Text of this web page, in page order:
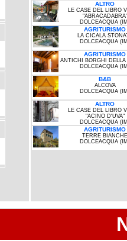
ALTRO
LE CASE DEL LIBRO
"ABRACADABRA"
DOLCEACQUA
AGRITURISMO
LA CICALA
DOLCEACQUA
AGRITURISMO
ANTICHI BORGHI DELLA
DOLCEACQUA
B&B
ALCOVA
DOLCEACQUA
ALTRO
LE CASE DEL LIBRO
"ACINO D'UVA"
DOLCEACQUA
AGRITURISMO
TERRE BIANCHE
DOLCEACQUA